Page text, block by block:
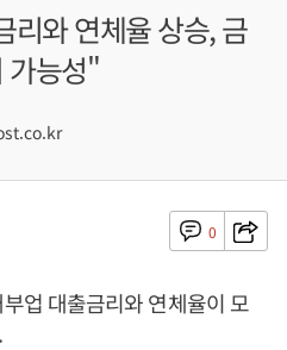
리와 연체율 상승, 금
가능성"
0
업 대출금리와 연체율이 모